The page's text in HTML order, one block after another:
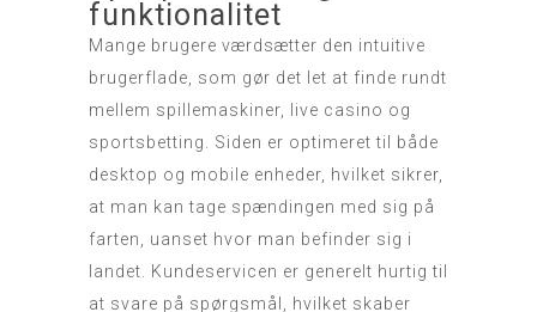
funktionalitet
Mange brugere værdsætter den intuitive
brugerflade, som gør det let at finde rundt
mellem spillemaskiner, live casino og
sportsbetting. Siden er optimeret til både
desktop og mobile enheder, hvilket sikrer,
at man kan tage spændingen med sig på
farten, uanset hvor man befinder sig i
landet. Kundeservicen er generelt hurtig til
at svare på spørgsmål, hvilket skaber